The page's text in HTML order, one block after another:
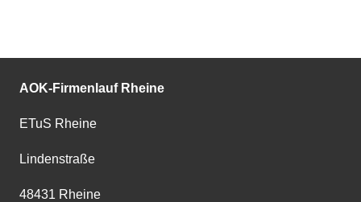
AOK-Firmenlauf Rheine
ETuS Rheine
Lindenstraße
48431 Rheine